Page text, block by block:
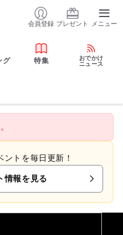
会員登録 プレゼント メニュー
グ 特集
おでかけ
ニュース
トを毎日更新！
情報を見る